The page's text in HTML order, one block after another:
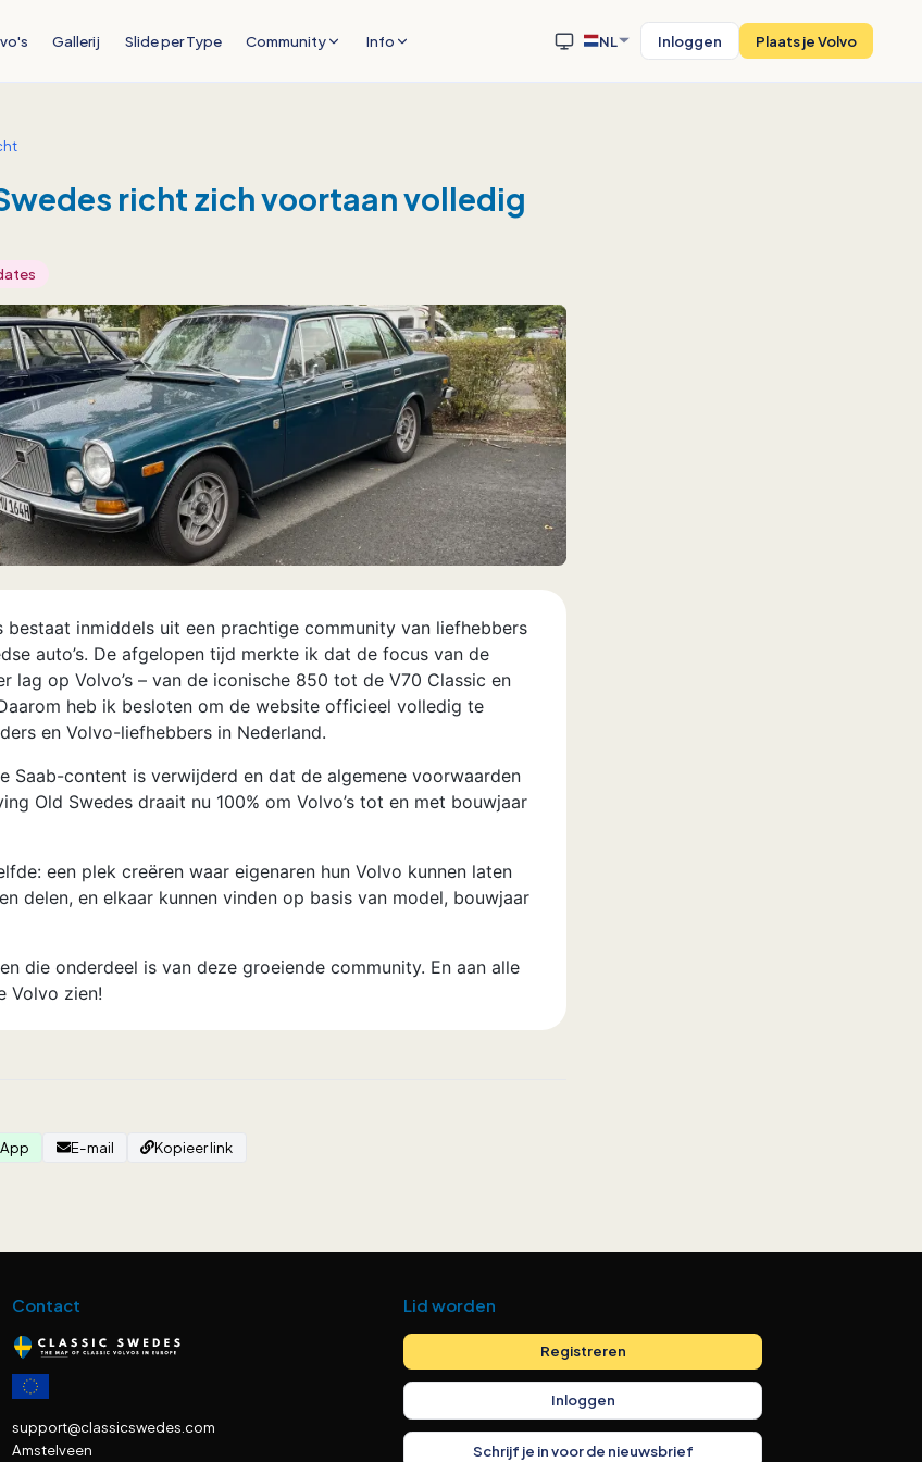
Gallerij Slide per Type Community Info NL Inloggen Plaats je Volvo
richt zich voortaan volledig
bestaat inmiddels uit een prachtige community van liefhebbers
auto’s. De afgelopen tijd merkte ik dat de focus van de
lag op Volvo’s – van de iconische 850 tot de V70 Classic en
heb ik besloten om de website officieel volledig te
en Volvo-liefhebbers in Nederland.
Saab-content is verwijderd en dat de algemene voorwaarden
Old Swedes draait nu 100% om Volvo’s tot en met bouwjaar
een plek creëren waar eigenaren hun Volvo kunnen laten
delen, en elkaar kunnen vinden op basis van model, bouwjaar
die onderdeel is van deze groeiende community. En aan alle
Volvo zien!
E-mail Kopieer link
Contact
support@classicswedes.com
Amstelveen
Lid worden
Registreren
Inloggen
Schrijf je in voor de nieuwsbrief